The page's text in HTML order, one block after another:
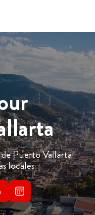
Puerto Vallarta
locales